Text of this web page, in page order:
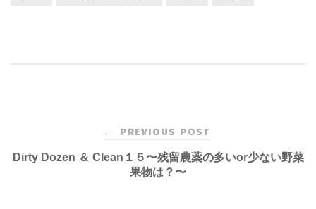
navigation
← PREVIOUS POST
Dirty Dozen ＆ Clean１５〜残留農薬の多いor少ない野菜
果物は？〜